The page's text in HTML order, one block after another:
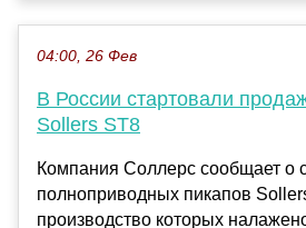
04:00, 26 Фев
В России стартовали
Sollers ST8
Компания Соллерс сообщает о
полноприводных пикапов
производство которых